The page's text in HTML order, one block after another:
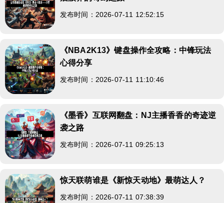
发布时间：2026-07-11 12:52:15
《NBA2K13》键盘操作全攻略：中锋玩法
心得分享
发布时间：2026-07-11 11:10:46
《墨香》互联网翻盘：NJ主播香香的奇迹逆
袭之路
发布时间：2026-07-11 09:25:13
惊天联萌谁是《新惊天动地》最萌达人？
发布时间：2026-07-11 07:38:39